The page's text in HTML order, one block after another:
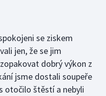
se ziskem
jen, že se jim
dobrý výkon z
jsme dostali soupeře
otočilo štěstí a nebyli